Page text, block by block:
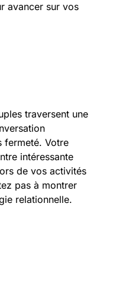
avancer sur vos
traversent une
fermeté. Votre
intéressante
de vos activités
pas à montrer
relationnelle.